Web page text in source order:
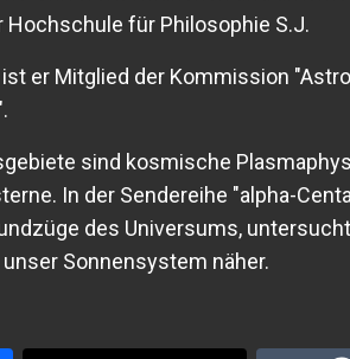
Hochschule für Philosophie S.J.
er Mitglied der Kommission
sind kosmische
In der Sendereihe "alpha-
des Universums,
Sonnensystem näher.